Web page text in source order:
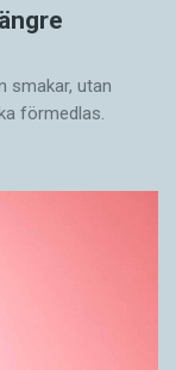
smakar, utan
förmedlas.